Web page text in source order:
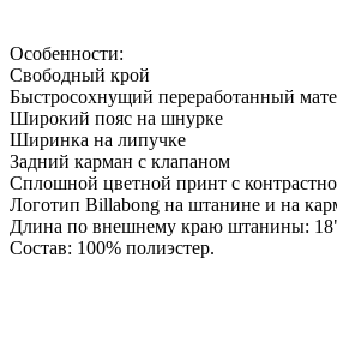
Особенности:
Свободный крой
Быстросохнущий переработанный
Широкий пояс на шнурке
Ширинка на липучке
Задний карман с клапаном
Сплошной цветной принт с
Логотип Billabong на штанине и на
Длина по внешнему краю штанины:
Состав: 100% полиэстер.